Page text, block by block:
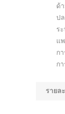
ด้
ป
ร
แ
ก
ก
รายล